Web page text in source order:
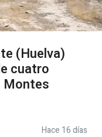
(Huelva)
cuatro
Montes
Hace 16 días